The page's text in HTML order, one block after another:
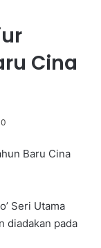
Cina
Baru Cina
Seri Utama
diadakan pada